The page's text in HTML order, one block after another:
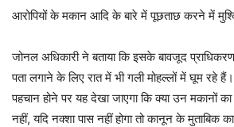
आरोपियों के मकान आदि के बारे में पूछताछ करने में
जोनल अधिकारी ने बताया कि इसके बावजूद
पता लगाने के लिए रात में भी गली मोहल्लों में घूम रहे
पहचान होने पर यह देखा जाएगा कि क्या उन मकानों
नहीं, यदि नक्शा पास नहीं होगा तो कानून के मुताबिक